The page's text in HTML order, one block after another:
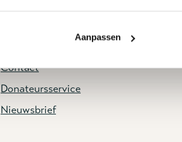
Aanpassen
Contact
Donateursservice
Nieuwsbrief